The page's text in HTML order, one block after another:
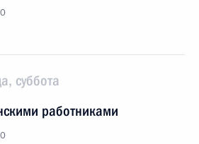
суббота
работниками